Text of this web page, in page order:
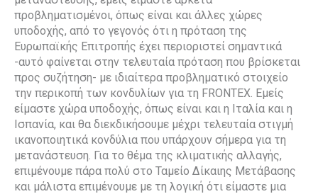
προβληματισμένοι, όπως είναι και άλλες χώρες
υποδοχής, από το γεγονός ότι η πρόταση της
Ευρωπαϊκής Επιτροπής έχει περιοριστεί σημαντικά
-αυτό φαίνεται στην τελευταία πρόταση που βρίσκεται
προς συζήτηση- με ιδιαίτερα προβληματικό στοιχείο
την περικοπή των κονδυλίων για τη FRONTEX. Εμείς
είμαστε χώρα υποδοχής, όπως είναι και η Ιταλία και η
Ισπανία, και θα διεκδικήσουμε μέχρι τελευταία στιγμή
ικανοποιητικά κονδύλια που υπάρχουν σήμερα για τη
μετανάστευση. Για το θέμα της κλιματικής αλλαγής,
επιμένουμε πάρα πολύ στο Ταμείο Δίκαιης Μετάβασης
και μάλιστα επιμένουμε με τη λογική ότι είμαστε μια